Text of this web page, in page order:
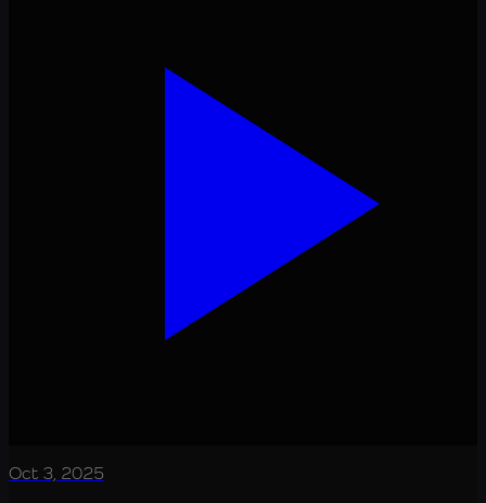
Oct 3, 2025